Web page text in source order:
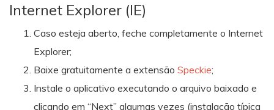
Internet Explorer (IE)
Caso esteja aberto, feche completamente o Internet
Explorer;
Baixe gratuitamente a extensão Speckie;
Instale o aplicativo executando o arquivo baixado e
clicando em “Next” algumas vezes (instalação típica